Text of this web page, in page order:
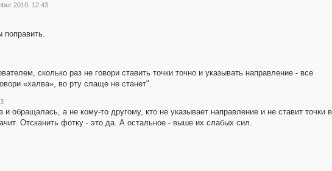
2010, 12:43
поправить.
сколько раз не говори ставить точки точно и указывать направление - все
«халва», во рту слаще не станет".
и обращалась, а не кому-то другому, кто не указывает направление и не ставит точки в
Отсканить фотку - это да. А остальное - выше их слабых сил.